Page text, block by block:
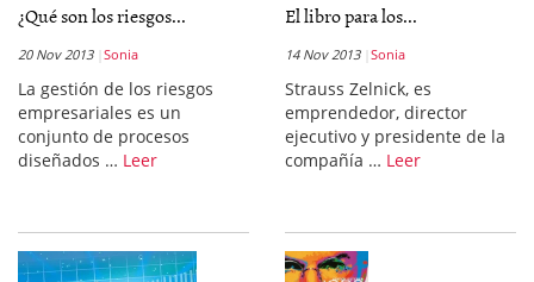
¿Qué son los riesgos...
20 Nov 2013 Sonia
La gestión de los riesgos
empresariales es un
conjunto de procesos
diseñados … Leer
El libro para los...
14 Nov 2013 Sonia
Strauss Zelnick, es
emprendedor, director
ejecutivo y presidente de la
compañía … Leer